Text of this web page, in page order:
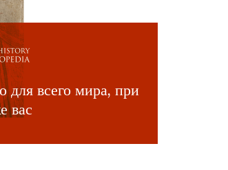
для всего мира, при
вас